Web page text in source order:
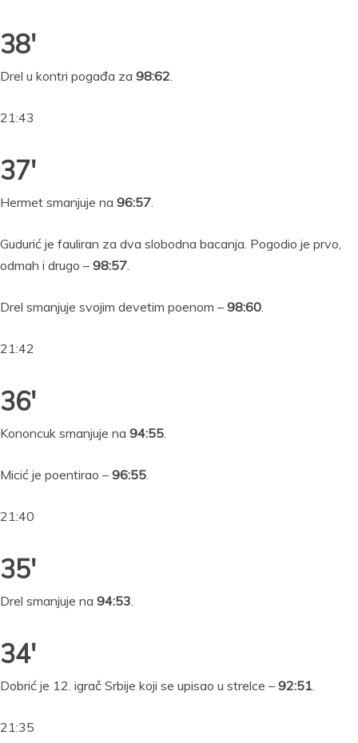
38′
Drel u kontri pogađa za 98:62.
21:43
37′
Hermet smanjuje na 96:57.
Gudurić je fauliran za dva slobodna bacanja. Pogodio je prvo,
odmah i drugo – 98:57.
Drel smanjuje svojim devetim poenom – 98:60.
21:42
36′
Kononcuk smanjuje na 94:55.
Micić je poentirao – 96:55.
21:40
35′
Drel smanjuje na 94:53.
34′
Dobrić je 12. igrač Srbije koji se upisao u strelce – 92:51.
21:35